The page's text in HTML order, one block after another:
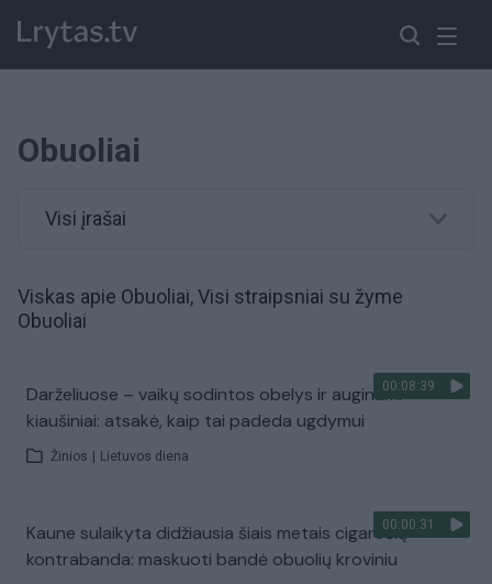
Obuoliai
Visi įrašai
Viskas apie Obuoliai, Visi straipsniai su žyme
Obuoliai
00:08:39
Darželiuose – vaikų sodintos obelys ir auginami
kiaušiniai: atsakė, kaip tai padeda ugdymui
Žinios Lietuvos diena
00:00:31
Kaune sulaikyta didžiausia šiais metais cigarečių
kontrabanda: maskuoti bandė obuolių kroviniu